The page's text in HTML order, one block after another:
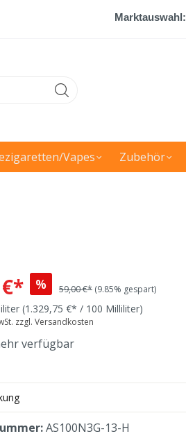
Marktauswahl:
Vapes Zubehör
% 59,00 €* (9.85% gespart)
(1.329,75 €* / 100 Milliliter)
zzgl. Versandkosten
verfügbar
AS100N3G-13-H